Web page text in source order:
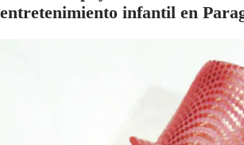
entretenimiento infantil en